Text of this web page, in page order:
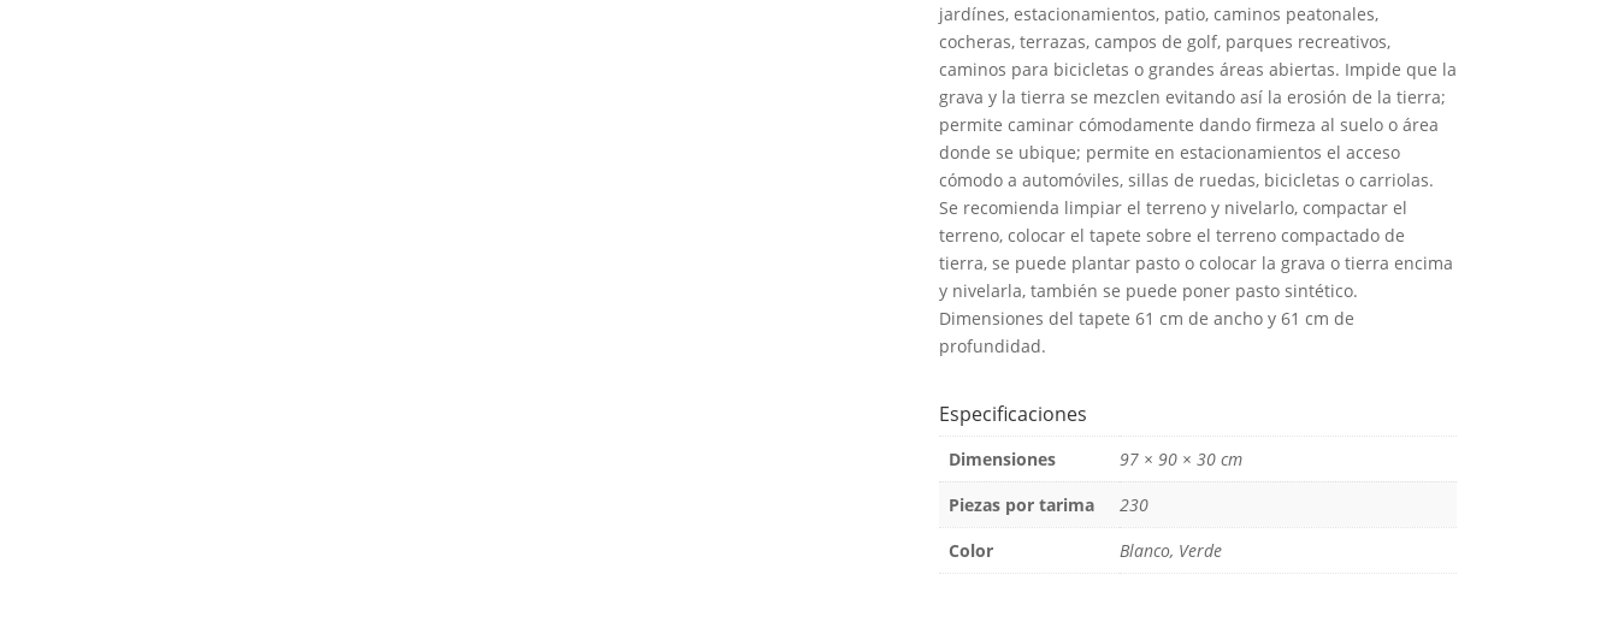
jardínes, estacionamientos, patio, caminos peatonales,
cocheras, terrazas, campos de golf, parques recreativos,
caminos para bicicletas o grandes áreas abiertas. Impide que la
grava y la tierra se mezclen evitando así la erosión de la tierra;
permite caminar cómodamente dando firmeza al suelo o área
donde se ubique; permite en estacionamientos el acceso
cómodo a automóviles, sillas de ruedas, bicicletas o carriolas.
Se recomienda limpiar el terreno y nivelarlo, compactar el
terreno, colocar el tapete sobre el terreno compactado de
tierra, se puede plantar pasto o colocar la grava o tierra encima
y nivelarla, también se puede poner pasto sintético.
Dimensiones del tapete 61 cm de ancho y 61 cm de
profundidad.
Especificaciones
Dimensiones
97 × 90 × 30 cm
Piezas por tarima
230
Color
Blanco, Verde